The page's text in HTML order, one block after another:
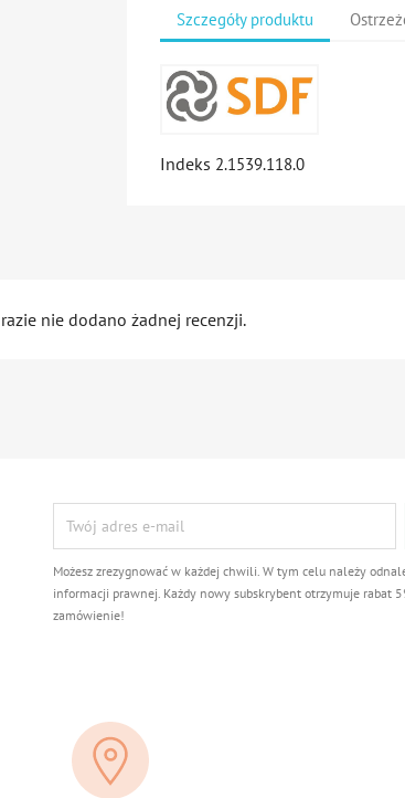
Szczegóły produktu
Indeks 2.1539.118.0
nie dodano żadnej recenzji.
Możesz zrezygnować w każdej chwili. W tym celu należy
informacji prawnej. Każdy nowy subskrybent otrzymuje rabat
zamówienie!